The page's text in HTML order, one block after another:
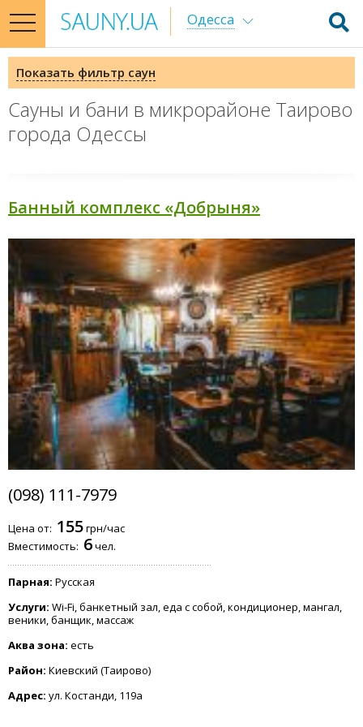
toggle
navigation
Одесса
Сауны и бани в микрорайоне Таирово
города Одессы
Банный комплекс «Добрыня»
(098) 111-7979
Цена от: 155грн/час
Вместимость: 6чел.
Парная: Русская
Услуги: Wi-Fi, банкетный зал, еда с собой, кондиционер, мангал,
веники, банщик, массаж
Аква зона: есть
Район: Киевский (Таирово)
Адрес: ул. Костанди, 119а
Показать фильтр саун